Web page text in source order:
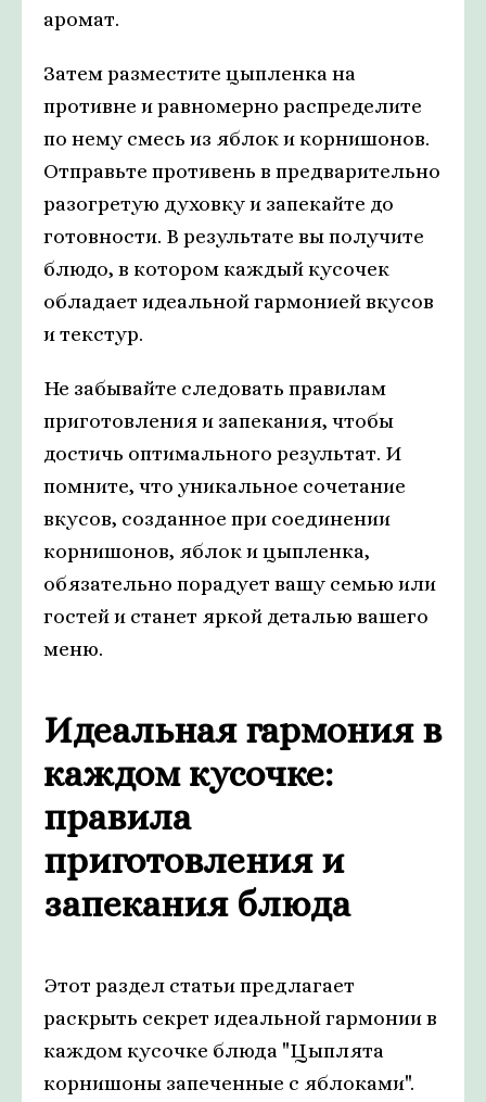
аромат.
Затем разместите цыпленка на
противне и равномерно распределите
по нему смесь из яблок и корнишонов.
Отправьте противень в предварительно
разогретую духовку и запекайте до
готовности. В результате вы получите
блюдо, в котором каждый кусочек
обладает идеальной гармонией вкусов
и текстур.
Не забывайте следовать правилам
приготовления и запекания, чтобы
достичь оптимального результат. И
помните, что уникальное сочетание
вкусов, созданное при соединении
корнишонов, яблок и цыпленка,
обязательно порадует вашу семью или
гостей и станет яркой деталью вашего
меню.
Идеальная гармония в
каждом кусочке:
правила
приготовления и
запекания блюда
Этот раздел статьи предлагает
раскрыть секрет идеальной гармонии в
каждом кусочке блюда "Цыплята
корнишоны запеченные с яблоками".